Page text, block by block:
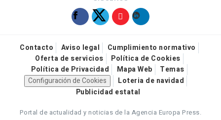
Contacto Aviso legal
Cumplimiento normativo
Oferta de servicios
Política de Cookies
Política de Privacidad
Mapa Web
Temas
Configuración de Cookies
Loteria de navidad
Publicidad estatal
Portal de actualidad y noticias de la Agencia Europa Press.